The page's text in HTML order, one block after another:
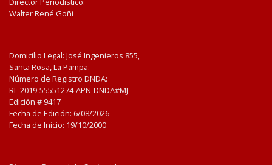
Walter René Goñi
Domicilio Legal: José Ingenieros 855,
Santa Rosa, La Pampa.
Número de Registro DNDA:
RL-2019-55551274-APN-DNDA#MJ
Edición # 9417
Fecha de Edición: 6/08/2026
Fecha de Inicio: 19/10/2000